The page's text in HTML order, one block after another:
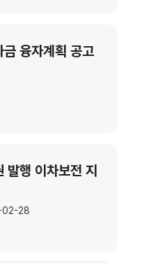
융자계획 공고
행 이차보전 지
02-28